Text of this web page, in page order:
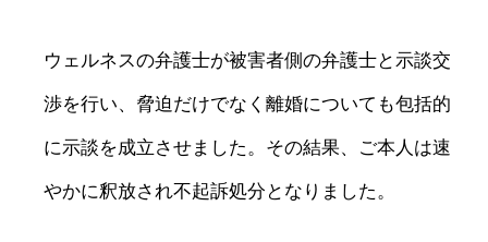
ウェルネスの弁護士が被害者側の弁護士と示談交
渉を行い、脅迫だけでなく離婚についても包括的
に示談を成立させました。その結果、ご本人は速
やかに釈放され不起訴処分となりました。